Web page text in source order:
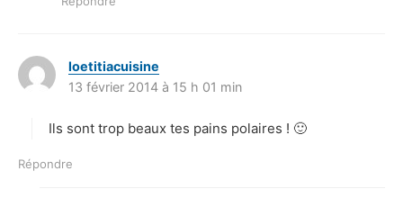
loetitiacuisine
13 février 2014 à 15 h 01 min
Ils sont trop beaux tes pains polaires ! 🙂
Répondre